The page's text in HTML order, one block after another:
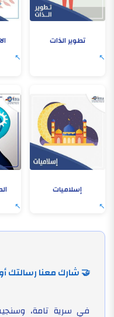
تطوير الذات
إسلاميات
🤝 شارك معنا رسالتك
في سرية تامة،